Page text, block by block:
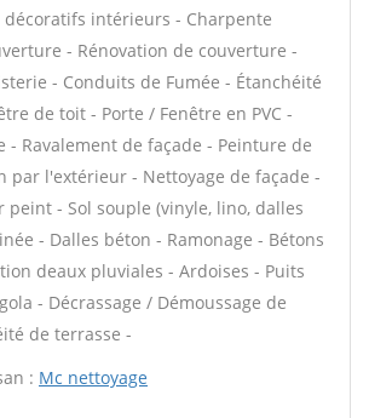
décoratifs intérieurs - Charpente
- Rénovation de couverture -
- Conduits de Fumée - Étanchéité
de toit - Porte / Fenêtre en PVC -
- Ravalement de façade - Peinture de
par l'extérieur - Nettoyage de façade -
peint - Sol souple (vinyle, lino, dalles
- Dalles béton - Ramonage - Bétons
deaux pluviales - Ardoises - Puits
- Décrassage / Démoussage de
de terrasse -
: Mc nettoyage